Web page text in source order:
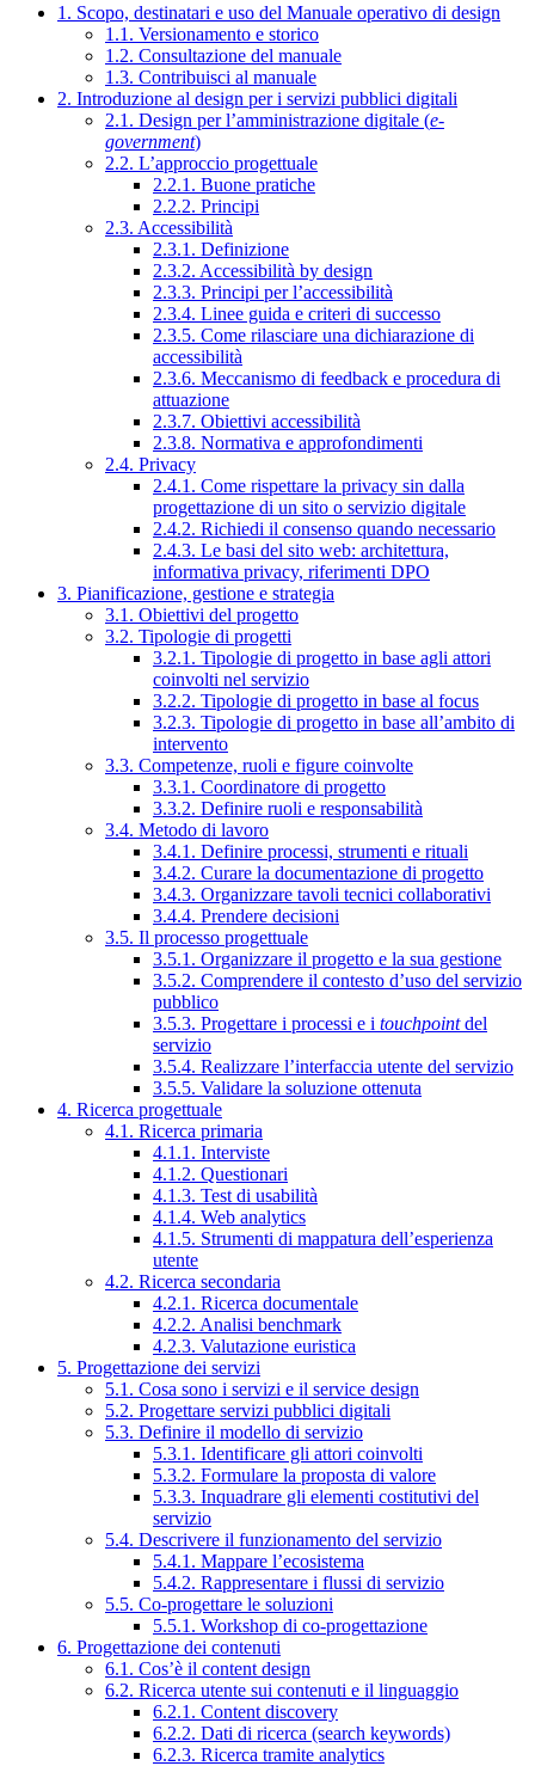
1. Scopo, destinatari e uso del Manuale operativo di design
1.1. Versionamento e storico
1.2. Consultazione del manuale
1.3. Contribuisci al manuale
2. Introduzione al design per i servizi pubblici digitali
2.1. Design per l’amministrazione digitale (e-
government)
2.2. L’approccio progettuale
2.2.1. Buone pratiche
2.2.2. Principi
2.3. Accessibilità
2.3.1. Definizione
2.3.2. Accessibilità by design
2.3.3. Principi per l’accessibilità
2.3.4. Linee guida e criteri di successo
2.3.5. Come rilasciare una dichiarazione di
accessibilità
2.3.6. Meccanismo di feedback e procedura di
attuazione
2.3.7. Obiettivi accessibilità
2.3.8. Normativa e approfondimenti
2.4. Privacy
2.4.1. Come rispettare la privacy sin dalla
progettazione di un sito o servizio digitale
2.4.2. Richiedi il consenso quando necessario
2.4.3. Le basi del sito web: architettura,
informativa privacy, riferimenti DPO
3. Pianificazione, gestione e strategia
3.1. Obiettivi del progetto
3.2. Tipologie di progetti
3.2.1. Tipologie di progetto in base agli attori
coinvolti nel servizio
3.2.2. Tipologie di progetto in base al focus
3.2.3. Tipologie di progetto in base all’ambito di
intervento
3.3. Competenze, ruoli e figure coinvolte
3.3.1. Coordinatore di progetto
3.3.2. Definire ruoli e responsabilità
3.4. Metodo di lavoro
3.4.1. Definire processi, strumenti e rituali
3.4.2. Curare la documentazione di progetto
3.4.3. Organizzare tavoli tecnici collaborativi
3.4.4. Prendere decisioni
3.5. Il processo progettuale
3.5.1. Organizzare il progetto e la sua gestione
3.5.2. Comprendere il contesto d’uso del servizio
pubblico
3.5.3. Progettare i processi e i touchpointdel
servizio
3.5.4. Realizzare l’interfaccia utente del servizio
3.5.5. Validare la soluzione ottenuta
4. Ricerca progettuale
4.1. Ricerca primaria
4.1.1. Interviste
4.1.2. Questionari
4.1.3. Test di usabilità
4.1.4. Web analytics
4.1.5. Strumenti di mappatura dell’esperienza
utente
4.2. Ricerca secondaria
4.2.1. Ricerca documentale
4.2.2. Analisi benchmark
4.2.3. Valutazione euristica
5. Progettazione dei servizi
5.1. Cosa sono i servizi e il service design
5.2. Progettare servizi pubblici digitali
5.3. Definire il modello di servizio
5.3.1. Identificare gli attori coinvolti
5.3.2. Formulare la proposta di valore
5.3.3. Inquadrare gli elementi costitutivi del
servizio
5.4. Descrivere il funzionamento del servizio
5.4.1. Mappare l’ecosistema
5.4.2. Rappresentare i flussi di servizio
5.5. Co-progettare le soluzioni
5.5.1. Workshop di co-progettazione
6. Progettazione dei contenuti
6.1. Cos’è il content design
6.2. Ricerca utente sui contenuti e il linguaggio
6.2.1. Content discovery
6.2.2. Dati di ricerca (search keywords)
6.2.3. Ricerca tramite analytics